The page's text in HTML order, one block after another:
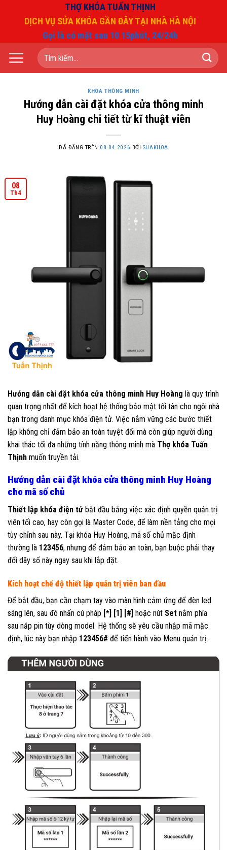
dung
THỢ KHÓA TUẤN THỊNH
DỊCH VỤ SỬA KHÓA GẦN ĐÂY TẠI NHÀ HÀ NỘI
Gọi là có mặt sau 10 15phút, 24/24h
Tìm
kiếm:
KHÓA THÔNG MINH
Hướng dẫn cài đặt khóa cửa thông minh
Huy Hoàng chi tiết từ kĩ thuật viên
ĐÃ ĐĂNG TRÊN 08.04.2026 BỞI SUAKHOA
08
Th4
Hướng dẫn cài đặt khóa cửa thông minh Huy Hoàng là quy trình
quan trọng nhất để kích hoạt hệ thống bảo mật tối tân cho ngôi nhà
bạn trong danh mục khóa điện tử. Việc nắm vững các bước thiết
lập không chỉ đảm bảo an toàn tuyệt đối mà còn giúp người dùng
khai thác tối đa những tính năng thông minh mà Thợ khóa Tuấn
Thịnh muốn truyền tải.
Hướng dẫn cài đặt khóa cửa thông minh Huy Hoàng
cho mã số chủ
Thiết lập khóa điện tử bắt đầu bằng việc xác định quyền quản trị
viên tối cao, hay còn gọi là Master Code, để làm nền tảng cho mọi
tùy chỉnh sau này. Tại khóa Huy Hoàng, mã số chủ mặc định
thường là 123456, nhưng để đảm bảo an toàn, bạn buộc phải thay
đổi dãy số này ngay sau khi lắp đặt.
Kích hoạt chế độ thiết lập quản trị viên ban đầu
Để bắt đầu, bạn cần chạm tay vào màn hình cảm ứng để đèn led
sáng lên, sau đó nhấn cú pháp [*] [1] [#] hoặc nút Set nằm phía
sau nắp pin tùy dòng model. Hệ thống sẽ yêu cầu nhập mã mặc
định, lúc này bạn nhập 123456# để tiến hành vào Menu quản trị.